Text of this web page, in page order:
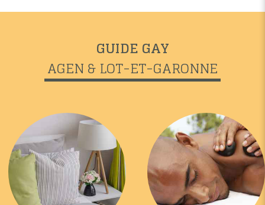
GUIDE GAY
AGEN & LOT-ET-GARONNE